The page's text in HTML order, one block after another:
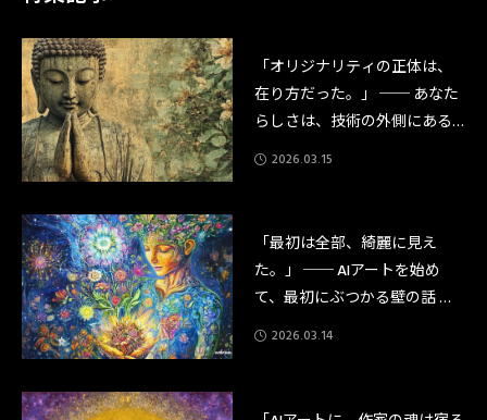
「オリジナリティの正体は、
在り方だった。」 ── あなた
らしさは、技術の外側にある
──2026.03.15
「最初は全部、綺麗に見え
た。」 ── AIアートを始め
て、最初にぶつかる壁の話 ─
─ 2026.03.14